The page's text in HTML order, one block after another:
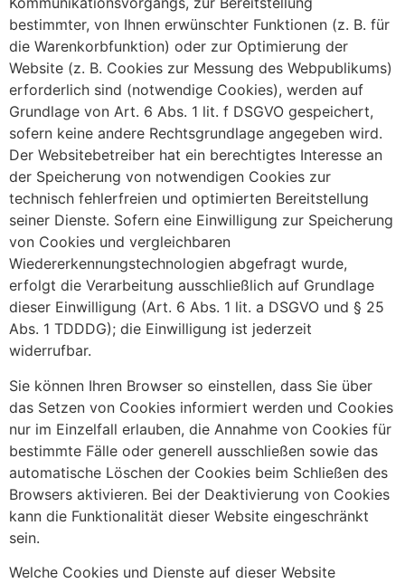
bestimmter, von Ihnen erwünschter Funktionen (z. B. für
die Warenkorbfunktion) oder zur Optimierung der
Website (z. B. Cookies zur Messung des Webpublikums)
erforderlich sind (notwendige Cookies), werden auf
Grundlage von Art. 6 Abs. 1 lit. f DSGVO gespeichert,
sofern keine andere Rechtsgrundlage angegeben wird.
Der Websitebetreiber hat ein berechtigtes Interesse an
der Speicherung von notwendigen Cookies zur
technisch fehlerfreien und optimierten Bereitstellung
seiner Dienste. Sofern eine Einwilligung zur Speicherung
von Cookies und vergleichbaren
Wiedererkennungstechnologien abgefragt wurde,
erfolgt die Verarbeitung ausschließlich auf Grundlage
dieser Einwilligung (Art. 6 Abs. 1 lit. a DSGVO und § 25
Abs. 1 TDDDG); die Einwilligung ist jederzeit
widerrufbar.
Sie können Ihren Browser so einstellen, dass Sie über
das Setzen von Cookies informiert werden und Cookies
nur im Einzelfall erlauben, die Annahme von Cookies für
bestimmte Fälle oder generell ausschließen sowie das
automatische Löschen der Cookies beim Schließen des
Browsers aktivieren. Bei der Deaktivierung von Cookies
kann die Funktionalität dieser Website eingeschränkt
sein.
Welche Cookies und Dienste auf dieser Website